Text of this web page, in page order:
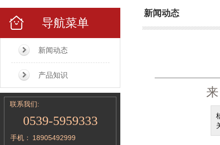
导航菜单
新闻动态
产品知识
联系我们:
0539-5959333
手机：
18905492999
新闻动态